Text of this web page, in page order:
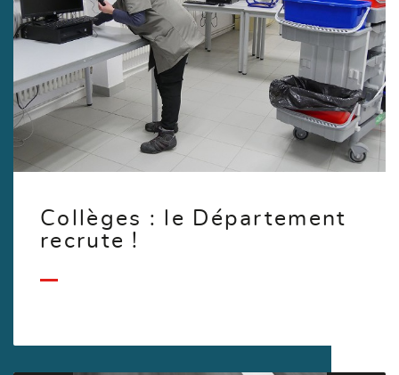
Collèges : le Département
recrute !